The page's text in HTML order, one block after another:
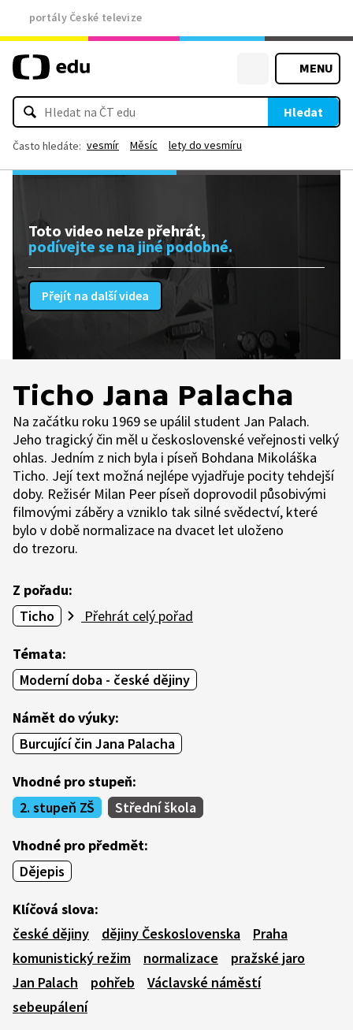
portály České televize
MENU
Hledat
Často hledáte: vesmír Měsíc lety do vesmíru
Toto video nelze přehrát,
podívejte se na jiné podobné.
Přejít na další videa
Ticho Jana Palacha
Na začátku roku 1969 se upálil student Jan Palach.
Jeho tragický čin měl u československé veřejnosti velký
ohlas. Jedním z nich byla i píseň Bohdana Mikoláška
Ticho. Její text možná nejlépe vyjadřuje pocity tehdejší
doby. Režisér Milan Peer píseň doprovodil působivými
filmovými záběry a vzniklo tak silné svědectví, které
bylo v době normalizace na dvacet let uloženo
do trezoru.
Z pořadu:
Ticho
Přehrát celý pořad
Témata:
Moderní doba - české dějiny
Námět do výuky:
Burcující čin Jana Palacha
Vhodné pro stupeň:
2. stupeň ZŠ
Střední škola
Vhodné pro předmět:
Dějepis
Klíčová slova:
české dějiny
dějiny Československa
Praha
komunistický režim
normalizace
pražské jaro
Jan Palach
pohřeb
Václavské náměstí
sebeupálení